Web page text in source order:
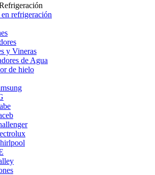
refrigeración
y Vineras
de Agua
de hielo